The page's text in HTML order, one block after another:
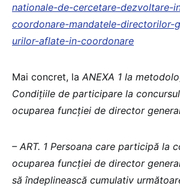
nationale-de-cercetare-dezvoltare-
coordonare-mandatele-directorilor-
urilor-aflate-in-coordonare
Mai concret, la ANEXA 1 la
Condițiile de participare la
ocuparea funcției de director
– ART. 1 Persoana care participă la
ocuparea funcției de director
să îndeplinească cumulativ